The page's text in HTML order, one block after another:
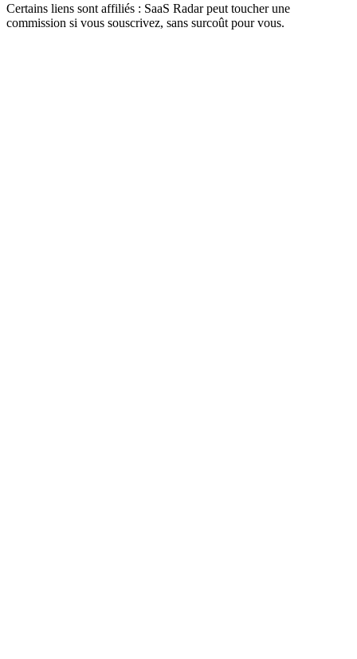
Certains liens sont affiliés : SaaS Radar peut toucher une
commission si vous souscrivez, sans surcoût pour vous.